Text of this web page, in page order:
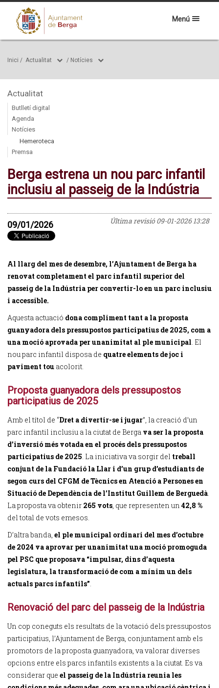
Menú
Inici / Actualitat / Notícies
Actualitat
Butlletí digital
Agenda
Notícies
Hemeroteca
Premsa
Berga estrena un nou parc infantil
inclusiu al passeig de la Indústria
Última revisió09-01-2026 13:28
09/01/2026
Al llarg del mes de desembre, l’Ajuntament de Berga ha
renovat completament el parc infantil superior del
passeig de la Indústria per convertir-lo en un parc inclusiu
i accessible.
Aquesta actuació dona compliment tant a la proposta
guanyadora dels pressupostos participatius de 2025, com a
una moció aprovada per unanimitat al ple municipal. El
nou parc infantil disposa de quatre elements de joc i
paviment tou acolorit.
Proposta guanyadora dels pressupostos
participatius de 2025
Amb el títol de “Dret a divertir-se i jugar”, la creació d’un
parc infantil inclusiu a la ciutat de Berga va ser la proposta
d’inversió més votada en el procés dels pressupostos
participatius de 2025. La iniciativa va sorgir del treball
conjunt de la Fundació la Llar i d’un grup d’estudiants de
segon curs del CFGM de Tècnics en Atenció a Persones en
Situació de Dependència de l’Institut Guillem de Berguedà.
La proposta va obtenir 265 vots, que representen un 42,8 %
del total de vots emesos.
D’altra banda, el ple municipal ordinari del mes d’octubre
de 2024 va aprovar per unanimitat una moció promoguda
pel PSC que proposava “impulsar, dins d’aquesta
legislatura, la transformació de com a mínim un dels
actuals parcs infantils”.
Renovació del parc del passeig de la Indústria
Un cop coneguts els resultats de la votació dels pressupostos
participatius, l’Ajuntament de Berga, conjuntament amb els
promotors de la proposta guanyadora, va valorar diverses
opcions entre els parcs infantils existents a la ciutat. Es va
considerar que el passeig de la Indústria reunia les